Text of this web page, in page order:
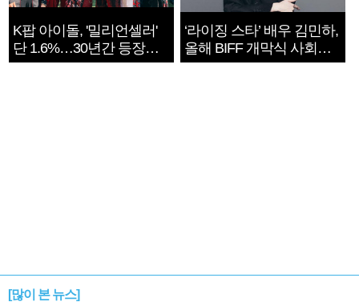
K팝 아이돌, '밀리언셀러'
단 1.6%…30년간 등장
1182개팀 전수조사
‘라이징 스타’ 배우 김민하,
올해 BIFF 개막식 사회자
확정
[많이 본 뉴스]